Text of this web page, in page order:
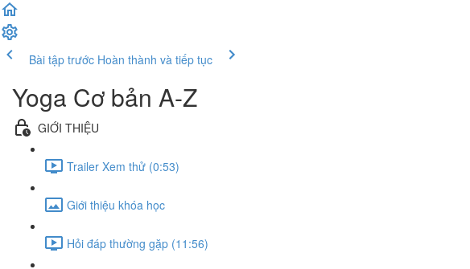
Bài tập trước Hoàn thành và tiếp tục
Yoga Cơ bản A-Z
GIỚI THIỆU
Trailer Xem thử (0:53)
Giới thiệu khóa học
Hỏi đáp thường gặp (11:56)